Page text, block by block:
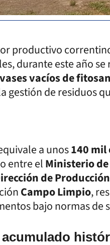
productivo
durante este año
vacíos de
gestión de residuos
a unos140 mil
entre elMinisterio
de
Campo Limpio,
bajo normas de